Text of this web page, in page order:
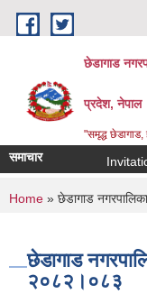
Skip to main content
छेडागाड
प्रदेश, नेपाल
"समृद्ध छेडागाड,
समाचार Invitation
You are
Home » छेडागाड
छेडागाड
२०८२।०८३